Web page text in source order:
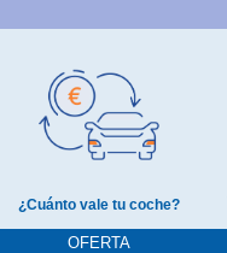
¿Cuánto vale tu coche?
OFERTA